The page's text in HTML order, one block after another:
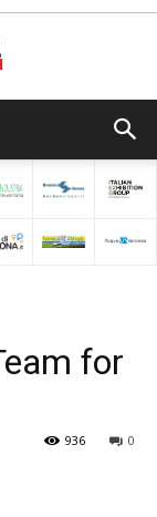
for
0
936